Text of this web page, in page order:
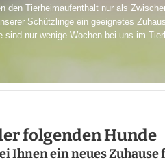
den Tierheimaufenthalt nur als
Schützlinge ein geeignetes
sind nur wenige Wochen bei uns im
folgenden Hunde
Ihnen ein neues Zuhause